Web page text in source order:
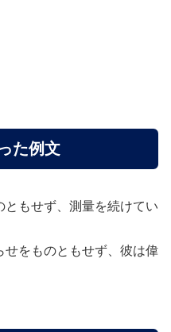
た例文
ともせず、測量を続けてい
せをものともせず、彼は偉